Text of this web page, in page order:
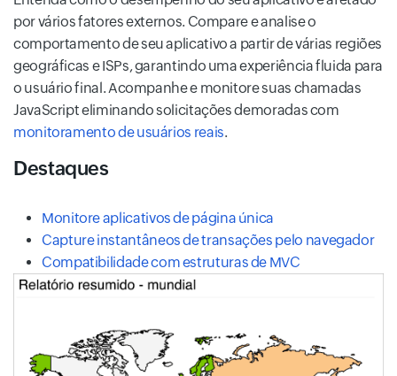
por vários fatores externos. Compare e analise o
comportamento de seu aplicativo a partir de várias regiões
geográficas e ISPs, garantindo uma experiência fluida para
o usuário final. Acompanhe e monitore suas chamadas
JavaScript eliminando solicitações demoradas com
monitoramento de usuários reais.
Destaques
Monitore aplicativos de página única
Capture instantâneos de transações pelo navegador
Compatibilidade com estruturas de MVC